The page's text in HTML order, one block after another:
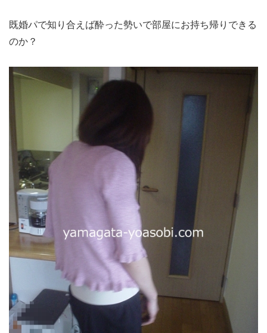
既婚パで知り合えば酔った勢いで部屋にお持ち帰りできる
のか？